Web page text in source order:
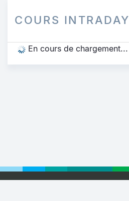
COURS INTRADAY
En cours de chargement...